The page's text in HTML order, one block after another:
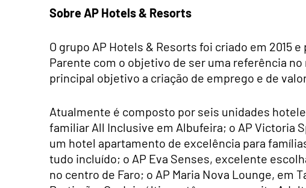
Sobre AP Hotels & Resorts
O grupo AP Hotels & Resorts foi criado em 2015
Parente com o objetivo de ser uma referência
principal objetivo a criação de emprego e de
Atualmente é composto por seis unidades
familiar All Inclusive em Albufeira; o AP Victoria
um hotel apartamento de excelência para
tudo incluído; o AP Eva Senses, excelente
no centro de Faro; o AP Maria Nova Lounge, em